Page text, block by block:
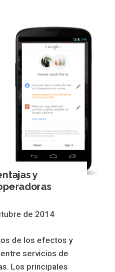
y
de 2014
de los efectos y
servicios de
Los principales